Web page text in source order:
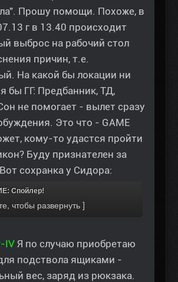
Прошу помощи. Похоже, в
г в 13.40 происходит
выброс на рабочий стол
причин, т.е.
На какой бы локации ни
бы ГГ: Предбанник, ТД,
не помогает - вылет сразу
Это что - GAME
кому-то удастся пройти
Буду признателен за
сохранка у Сидора:
Спойлер!
IV Я по случаю приобретаю
подствола ящиками -
вес, заряд из рюкзака.